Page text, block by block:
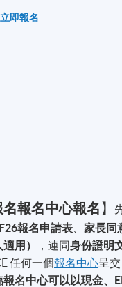
項】
格必須與身份證完全
；
件不齊之申請或會被取
考試時間意願』
請人可憑身份證在報名
。正式收據只限
管。
立即報名
名報名中心報名 】
報名申請表 、家長同
用）
，連同身份證明
任何一個報名中心呈
報名中心可以以現金、